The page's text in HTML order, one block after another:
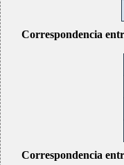
Correspondencia
Correspondencia